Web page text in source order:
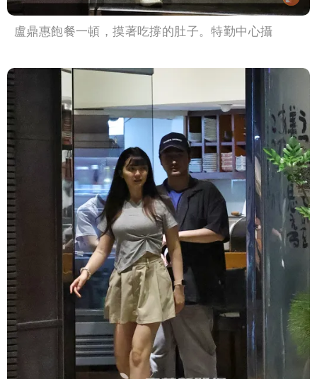
盧鼎惠飽餐一頓，摸著吃撐的肚子。特勤中心攝